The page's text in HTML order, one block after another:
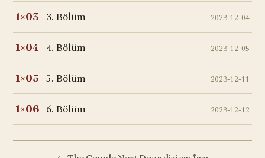
1×03 3. Bölüm 2023-12-04
1×04 4. Bölüm 2023-12-05
1×05 5. Bölüm 2023-12-11
1×06 6. Bölüm 2023-12-12